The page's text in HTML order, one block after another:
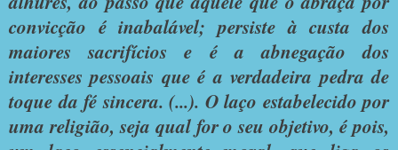
convicção é inabalável; persiste à custa dos
maiores sacrifícios e é a abnegação dos
interesses pessoais que é a verdadeira pedra de
toque da fé sincera. (...). O laço estabelecido por
uma religião, seja qual for o seu objetivo, é pois,